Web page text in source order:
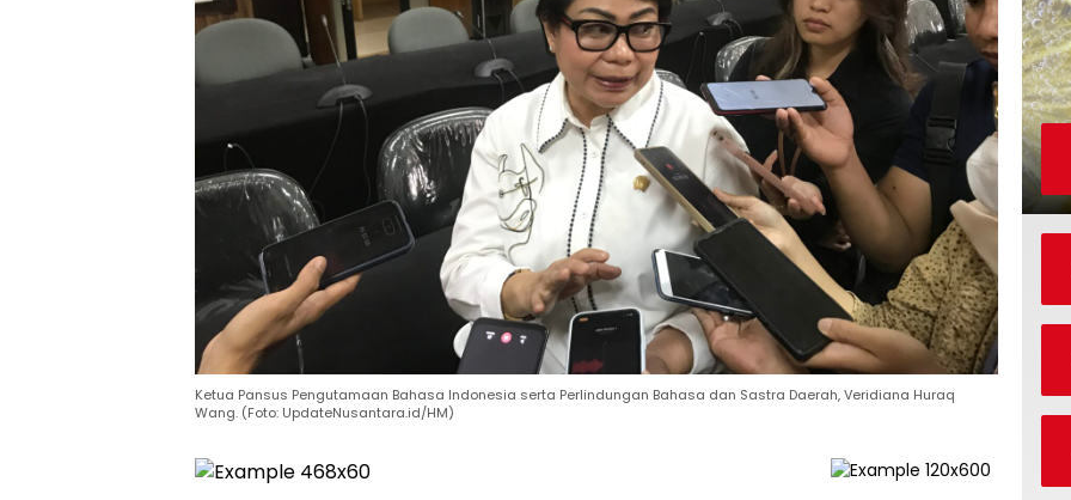
Ketua Pansus Pengutamaan Bahasa Indonesia serta Perlindungan Bahasa dan Sastra Daerah, Veridiana Huraq
Wang. (Foto: UpdateNusantara.id/HM)